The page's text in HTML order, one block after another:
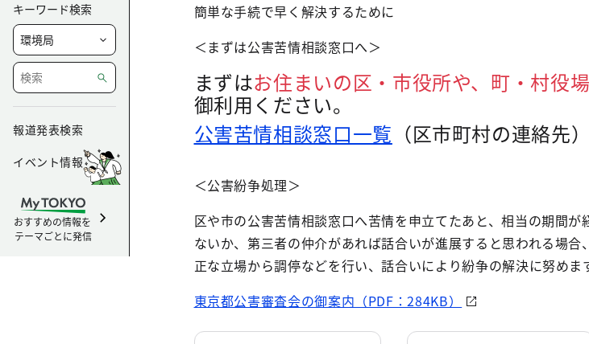
キーワード検索
報道発表検索
イベント情報
おすすめの情報を
テーマごとに発信
簡単な手続で早く解決するために
＜まずは公害苦情相談窓口へ＞
まずはお住まいの区・市役所や、町・村役
御利用ください。
公害苦情相談窓口一覧 （区市町村の連絡先）
＜公害紛争処理＞
区や市の公害苦情相談窓口へ苦情を申立てたあと、相当の期間
ないか、第三者の仲介があれば話合いが進展すると思われる場
正な立場から調停などを行い、話合いにより紛争の解決に努めま
東京都公害審査会の御案内（PDF：284KB）